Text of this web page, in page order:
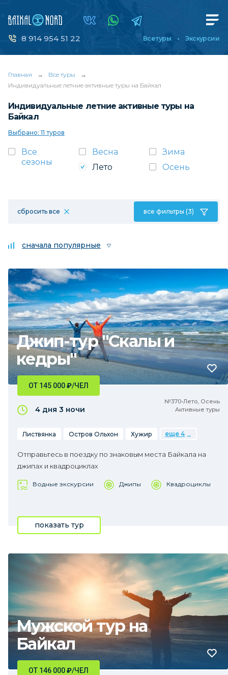
8 914 954 51 22 Все туры Экскурсии
Главная → Все туры
→
Индивидуальные летние активные туры на Байкал
Индивидуальные летние активные туры на
Байкал
Выбрано: 11 туров
Все
сезоны
Весна
Зима
Лето
Осень
сбросить все все фильтры (3)
сначала популярные
Джип-тур "Скалы и
кедры"
№370•Лето, Осень
Активные туры
ОТ 145 000₽/ЧЕЛ
4 дня 3 ночи
Листвянка Остров Ольхон Хужир еще 4
Отправьтесь в поездку по знаковым места Байкала на
джипах и квадроциклах
Водные экскурсии Джипы Квадроциклы
показать тур
Мужской тур на
Байкал
ОТ 146 000₽/ЧЕЛ